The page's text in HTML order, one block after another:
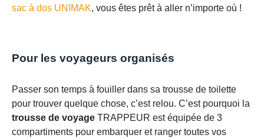
sac à dos UNIMAK, vous êtes prêt à aller n’importe où !
Pour les voyageurs organisés
Passer son temps à fouiller dans sa trousse de toilette
pour trouver quelque chose, c’est relou. C’est pourquoi la
trousse de voyage TRAPPEUR est équipée de 3
compartiments pour embarquer et ranger toutes vos